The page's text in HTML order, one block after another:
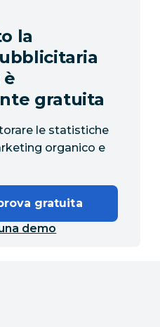
la
è
gratuita
le statistiche
organico e
gratuita
demo